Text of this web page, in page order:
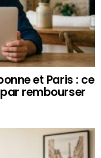
et Paris : ce
rembourser